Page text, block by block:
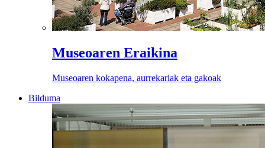
Museoaren Eraikina
Museoaren kokapena, aurrekariak eta gakoak
Bilduma